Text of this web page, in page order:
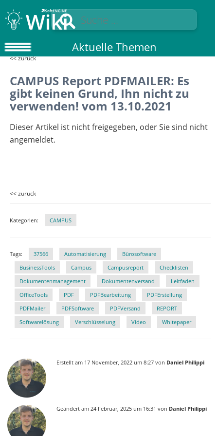
Aktuelle Themen
<< zurück
CAMPUS Report PDFMAILER: Es
gibt keinen Grund, Ihn nicht zu
verwenden! vom 13.10.2021
Dieser Artikel ist nicht freigegeben, oder Sie sind nicht
angemeldet.
<< zurück
Kategorien: CAMPUS
Tags: 37566 Automatisierung
Bürosoftware
BusinessTools
Campus Campusre­port
Checklisten
Dokumentenmanagement
Dokumentenversand
Leitfaden
OfficeTools
PDF PDFBearbeitung
PDFErstellung
PDFMailer
PDFSoftware PDFVersand
REPORT
Softwarelösung
Verschlüsselung Video Whitepaper
Erstellt am 17 November, 2022 um 8:27 von Daniel Philippi
Geändert am 24 Februar, 2025 um 16:31 von Daniel Philippi